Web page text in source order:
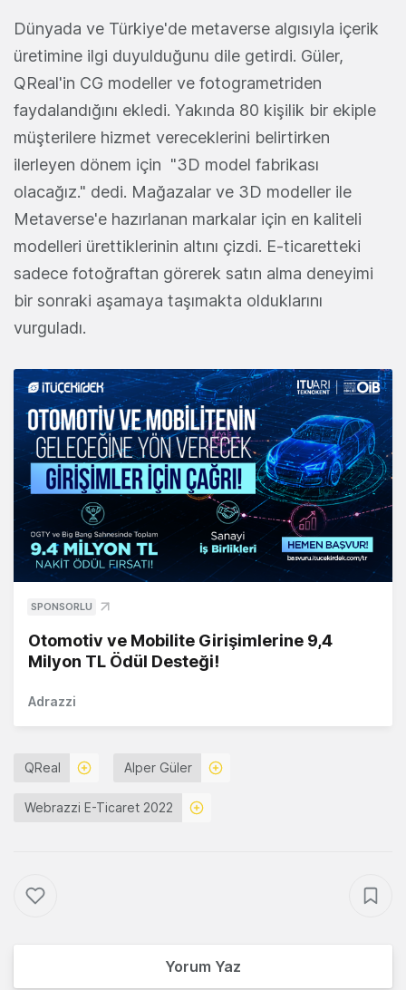
Dünyada ve Türkiye'de metaverse algısıyla içerik
üretimine ilgi duyulduğunu dile getirdi. Güler,
QReal'in CG modeller ve fotogrametriden
faydalandığını ekledi. Yakında 80 kişilik bir ekiple
müşterilere hizmet vereceklerini belirtirken
ilerleyen dönem için "3D model fabrikası
olacağız." dedi. Mağazalar ve 3D modeller ile
Metaverse'e hazırlanan markalar için en kaliteli
modelleri ürettiklerinin altını çizdi. E-ticaretteki
sadece fotoğraftan görerek satın alma deneyimi
bir sonraki aşamaya taşımakta olduklarını
vurguladı.
SPONSORLU
Otomotiv ve Mobilite Girişimlerine 9,4
Milyon TL Ödül Desteği!
Adrazzi
QReal Alper Güler
Webrazzi E-Ticaret 2022
Yorum Yaz